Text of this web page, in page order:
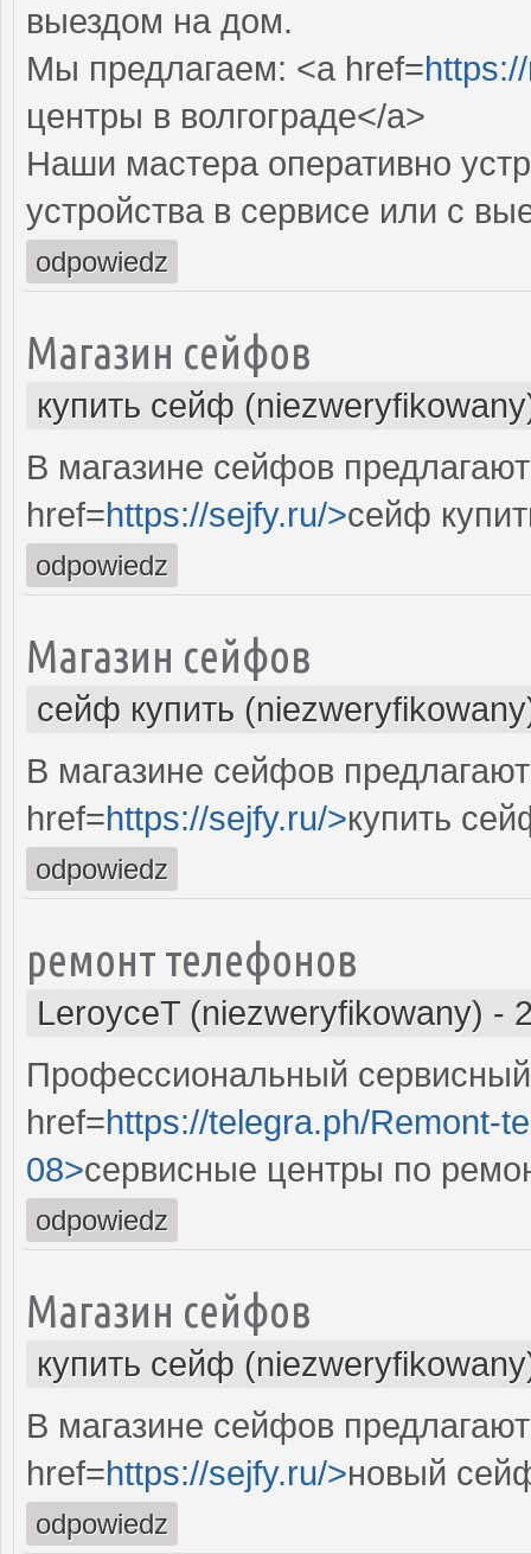
выездом на дом.
Мы предлагаем: <a href=
центры в волгограде</a>
Наши мастера оперативно
устройства в сервисе или с
odpowiedz
Магазин сейфов
купить сейф
В магазине сейфов
href=https://sejfy.ru/>сейф
odpowiedz
Магазин сейфов
сейф купить
В магазине сейфов
href=https://sejfy.ru/>купить
odpowiedz
ремонт телефонов
LeroyceT (niezweryfikowany) -
Профессиональный
href=https://telegra.ph/Remont-
08>сервисные центры по
odpowiedz
Магазин сейфов
купить сейф
В магазине сейфов
href=https://sejfy.ru/>новый
odpowiedz